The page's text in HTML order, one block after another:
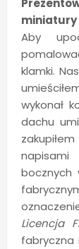
Aby
klamki.
wykonał
dachu
napisami
bocznych
Licencja
fabryczna